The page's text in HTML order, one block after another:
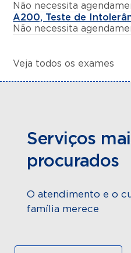
Não necessita
A200, Teste de
Não necessita
Veja todos os exames
Serviços
procurados
O atendimento e o
família merece